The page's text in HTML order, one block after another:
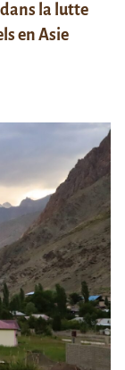
dans la lutte
en Asie